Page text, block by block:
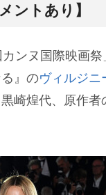
ントあり】
ンヌ国際映画祭
』のヴィルジニ
崎煌代、原作者